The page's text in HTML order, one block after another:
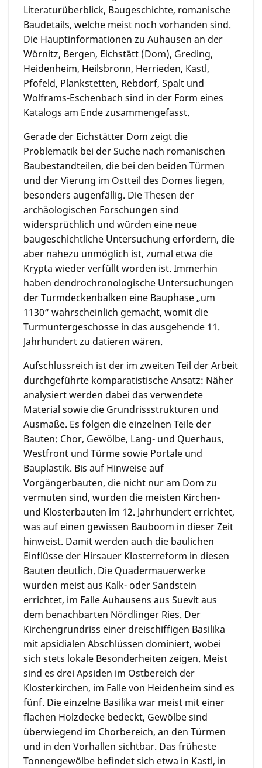
Literaturüberblick, Baugeschichte, romanische
Baudetails, welche meist noch vorhanden sind.
Die Hauptinformationen zu Auhausen an der
Wörnitz, Bergen, Eichstätt (Dom), Greding,
Heidenheim, Heilsbronn, Herrieden, Kastl,
Pfofeld, Plankstetten, Rebdorf, Spalt und
Wolframs-Eschenbach sind in der Form eines
Katalogs am Ende zusammengefasst.
Gerade der Eichstätter Dom zeigt die
Problematik bei der Suche nach romanischen
Baubestandteilen, die bei den beiden Türmen
und der Vierung im Ostteil des Domes liegen,
besonders augenfällig. Die Thesen der
archäologischen Forschungen sind
widersprüchlich und würden eine neue
baugeschichtliche Untersuchung erfordern, die
aber nahezu unmöglich ist, zumal etwa die
Krypta wieder verfüllt worden ist. Immerhin
haben dendrochronologische Untersuchungen
der Turmdeckenbalken eine Bauphase „um
1130“ wahrscheinlich gemacht, womit die
Turmuntergeschosse in das ausgehende 11.
Jahrhundert zu datieren wären.
Aufschlussreich ist der im zweiten Teil der Arbeit
durchgeführte komparatistische Ansatz: Näher
analysiert werden dabei das verwendete
Material sowie die Grundrissstrukturen und
Ausmaße. Es folgen die einzelnen Teile der
Bauten: Chor, Gewölbe, Lang- und Querhaus,
Westfront und Türme sowie Portale und
Bauplastik. Bis auf Hinweise auf
Vorgängerbauten, die nicht nur am Dom zu
vermuten sind, wurden die meisten Kirchen-
und Klosterbauten im 12. Jahrhundert errichtet,
was auf einen gewissen Bauboom in dieser Zeit
hinweist. Damit werden auch die baulichen
Einflüsse der Hirsauer Klosterreform in diesen
Bauten deutlich. Die Quadermauerwerke
wurden meist aus Kalk- oder Sandstein
errichtet, im Falle Auhausens aus Suevit aus
dem benachbarten Nördlinger Ries. Der
Kirchengrundriss einer dreischiffigen Basilika
mit apsidialen Abschlüssen dominiert, wobei
sich stets lokale Besonderheiten zeigen. Meist
sind es drei Apsiden im Ostbereich der
Klosterkirchen, im Falle von Heidenheim sind es
fünf. Die einzelne Basilika war meist mit einer
flachen Holzdecke bedeckt, Gewölbe sind
überwiegend im Chorbereich, an den Türmen
und in den Vorhallen sichtbar. Das früheste
Tonnengewölbe befindet sich etwa in Kastl, in